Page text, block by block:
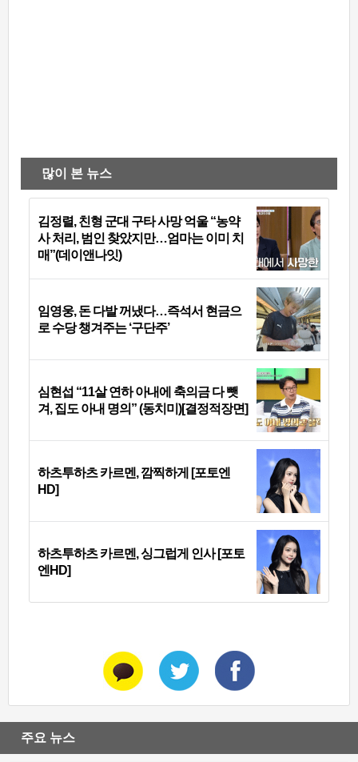
많이 본 뉴스
김정렬, 친형 군대 구타 사망 억울 “농약
사 처리, 범인 찾았지만…엄마는 이미 치
매”(데이앤나잇)
임영웅, 돈 다발 꺼냈다…즉석서 현금으
로 수당 챙겨주는 ‘구단주’
심현섭 “11살 연하 아내에 축의금 다 뺏
겨, 집도 아내 명의” (동치미)[결정적장면]
하츠투하츠 카르멘, 깜찍하게 [포토엔
HD]
하츠투하츠 카르멘, 싱그럽게 인사 [포토
엔HD]
주요 뉴스